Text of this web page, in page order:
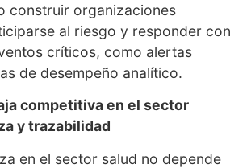
construir organizaciones
al riesgo y responder con
críticos, como alertas
de desempeño analítico.
competitiva en el sector
y trazabilidad
en el sector salud no depende